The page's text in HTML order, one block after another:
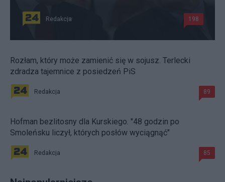
Redakcja 198
Rozłam, który może zamienić się w sojusz. Terlecki
zdradza tajemnice z posiedzeń PiS
Redakcja 89
Hofman bezlitosny dla Kurskiego. "48 godzin po
Smoleńsku liczył, których posłów wyciągnąć"
Redakcja 85